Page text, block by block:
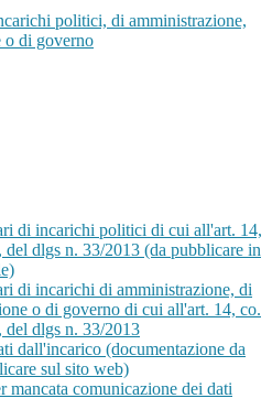
politici, di amministrazione,
o di governo
di incarichi politici di cui all'art. 14,
del dlgs n. 33/2013 (da pubblicare in
di incarichi di amministrazione, di
o di governo di cui all'art. 14, co.
del dlgs n. 33/2013
dall'incarico (documentazione da
sul sito web)
mancata comunicazione dei dati